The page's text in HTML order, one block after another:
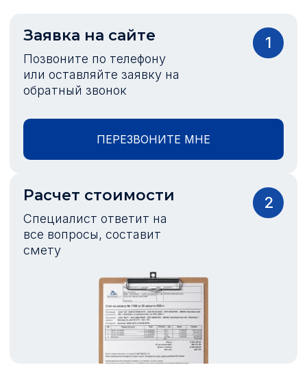
Заявка на сайте
Позвоните по телефону
или оставляйте заявку на
обратный звонок
1
ПЕРЕЗВОНИТЕ МНЕ
Расчет стоимости
Специалист ответит на
все вопросы, составит
смету
2